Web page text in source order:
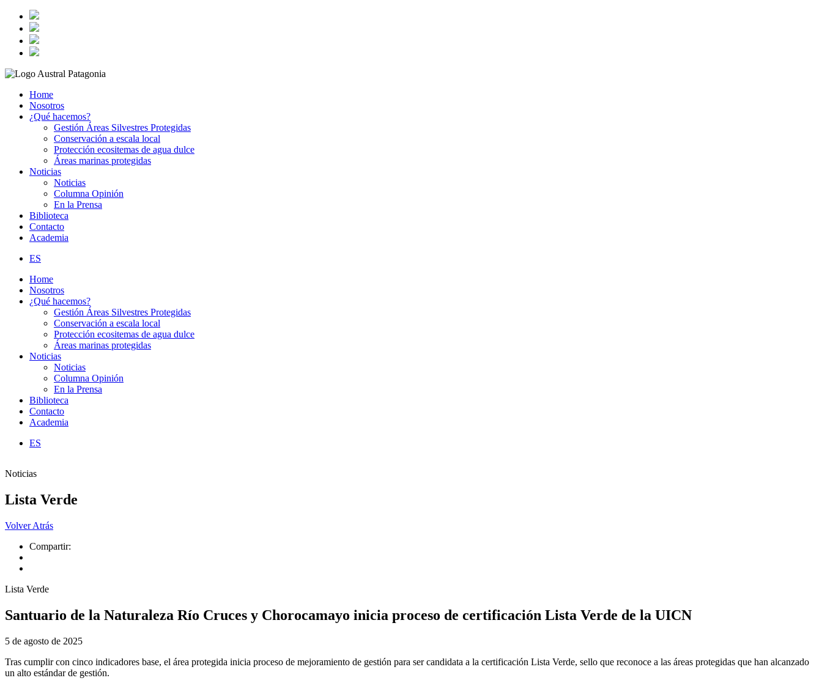
Home
Nosotros
¿Qué hacemos?
Gestión Áreas Silvestres Protegidas
Conservación a escala local
Protección ecositemas de agua dulce
Áreas marinas protegidas
Noticias
Noticias
Columna Opinión
En la Prensa
Biblioteca
Contacto
Academia
ES
Home
Nosotros
¿Qué hacemos?
Gestión Áreas Silvestres Protegidas
Conservación a escala local
Protección ecositemas de agua dulce
Áreas marinas protegidas
Noticias
Noticias
Columna Opinión
En la Prensa
Biblioteca
Contacto
Academia
ES
Noticias
Lista Verde
Volver Atrás
Compartir:
Lista Verde
Santuario de la Naturaleza Río Cruces y Chorocamayo inicia proceso de certificación Lista Verde de la UICN
5 de agosto de 2025
Tras cumplir con cinco indicadores base, el área protegida inicia proceso de mejoramiento de gestión para ser candidata a la certificación Lista Verde, sello que reconoce a las áreas protegidas que han alcanzado
un alto estándar de gestión.